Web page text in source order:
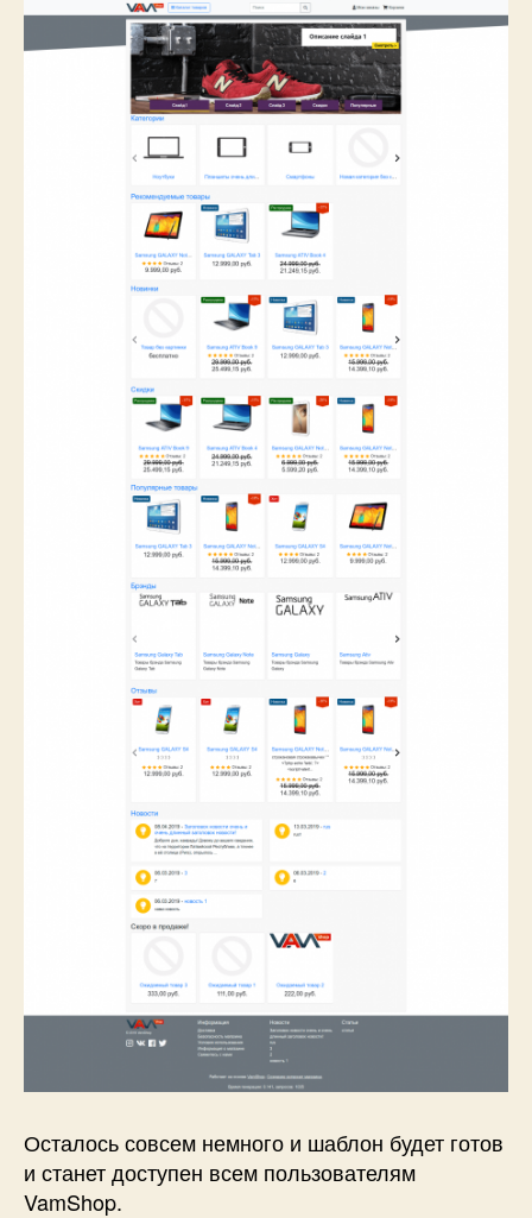
Осталось совсем немного и шаблон будет готов
и станет доступен всем пользователям
VamShop.